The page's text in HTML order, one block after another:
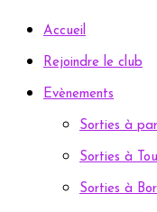
Accueil
Rejoindre le club
Evènements
Sorties à
Sorties à
Sorties à